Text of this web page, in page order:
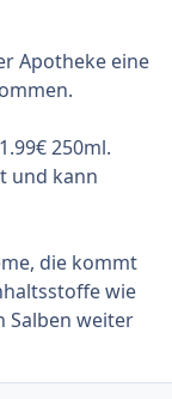
Apotheke eine
250ml.
und kann
die kommt
wie
Salben weiter